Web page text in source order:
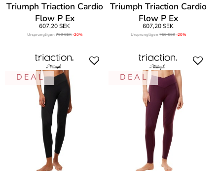
Triumph Triaction Cardio
Flow P Ex
607,20 SEK
Ursprungligen759 SEK-20%
Triumph Triaction Cardio
Flow P Ex
607,20 SEK
Ursprungligen759 SEK-20%
D E A L D E A L